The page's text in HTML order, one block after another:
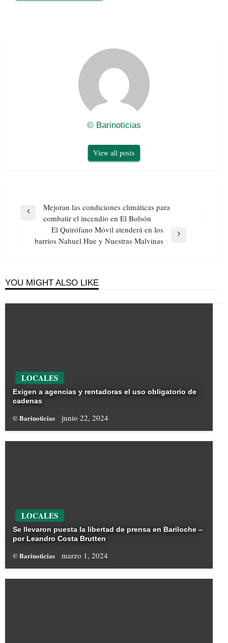
© Barinoticias
View all posts
Navegación
entradas
Previous
Mejoran las condiciones climáticas para
combatir el incendio en El Bolsón
Next
El Quirófano Móvil atenderá en los
barrios Nahuel Hue y Nuestras Malvinas
YOU MIGHT ALSO LIKE
LOCALES
Exigen a agencias y rentadoras el uso obligatorio de
cadenas
© Barinoticias junio 22, 2024
LOCALES
Se llevaron puesta la libertad de prensa en Bariloche –
por Leandro Costa Brutten
© Barinoticias marzo 1, 2024